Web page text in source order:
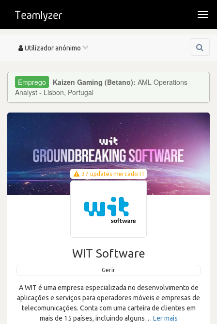
Toggle
Utilizador anónimo
Kaizen Gaming (Betano): AML Operations
Analyst - Lisbon, Portugal
37 updates mercado IT
WIT Software
Gerir
A WIT é uma empresa especializada no desenvolvimento de
aplicações e serviços para operadores móveis e empresas de
telecomunicações. Conta com uma carteira de clientes em
mais de 15 países, incluindo alguns… Ler mais